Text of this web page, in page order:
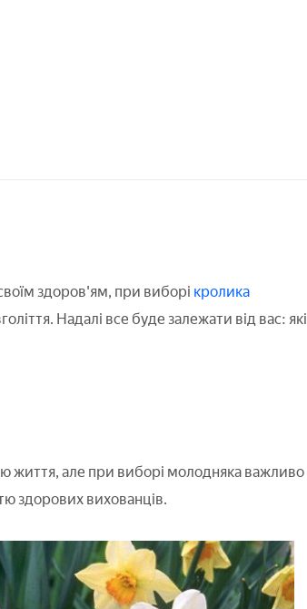
здоров'ям, при виборі кролика
Надалі все буде залежати від вас: які
життя, але при виборі молодняка важливо
здорових вихованців.